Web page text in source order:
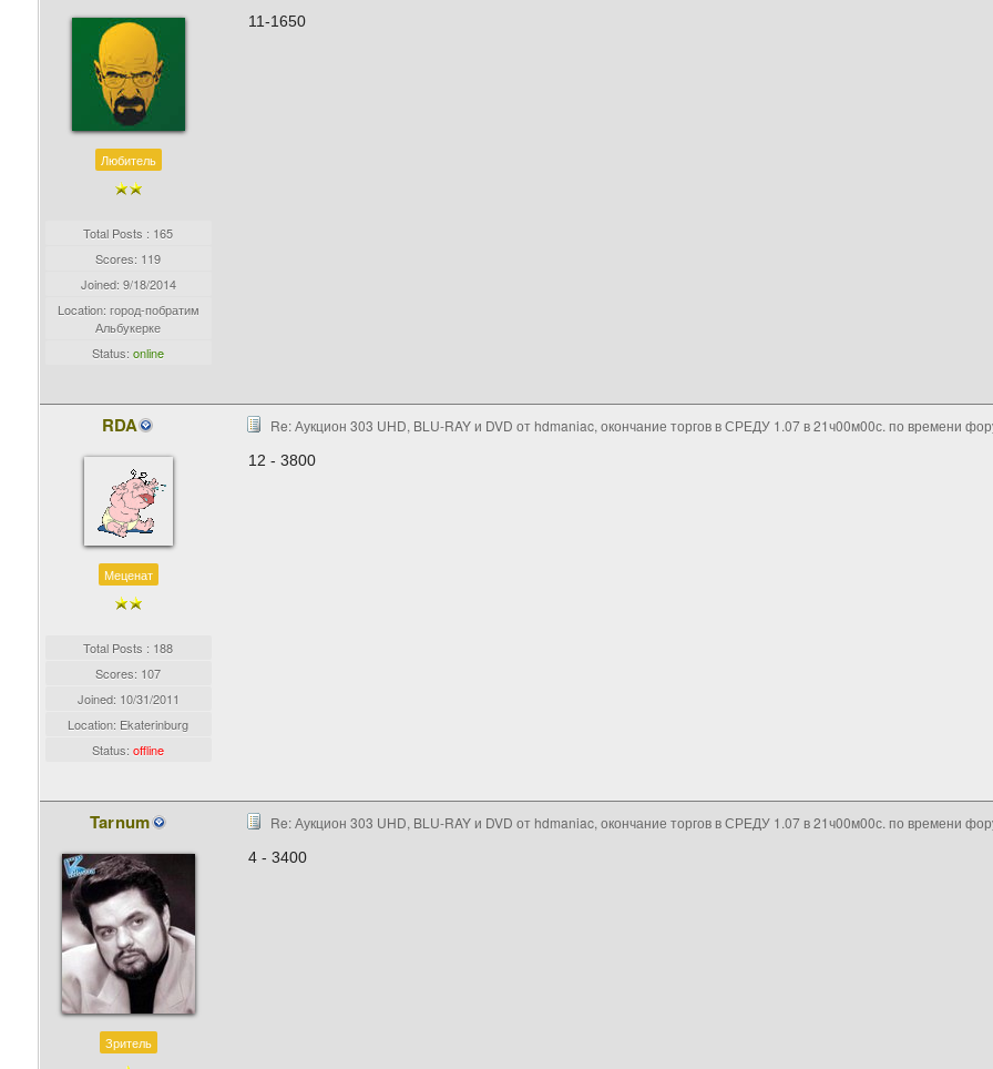
Любитель
Total Posts : 165
Scores: 119
Joined: 9/18/2014
Location: город-побратим
Альбукерке
Status:online
11-1650
RDA
Меценат
Total Posts : 188
Scores: 107
Joined: 10/31/2011
Location: Ekaterinburg
Status:offline
Re: Аукцион 303 UHD, BLU-RAY и DVD от hdmaniac, окончание торгов в СРЕДУ 1.07 в 21ч00м00с. по времени
12 - 3800
Tarnum
Зритель
Re: Аукцион 303 UHD, BLU-RAY и DVD от hdmaniac, окончание торгов в СРЕДУ 1.07 в 21ч00м00с. по времени
4 - 3400